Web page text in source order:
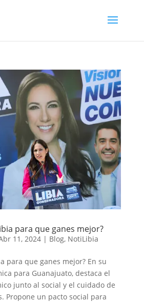
para que ganes mejor?
11, 2024| Blog, NotiLibia
para que ganes mejor? En su
para Guanajuato, destaca el
junto al social y el cuidado de
Propone un pacto social para